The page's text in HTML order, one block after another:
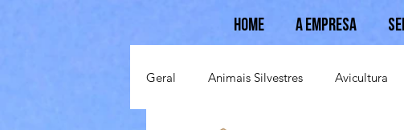
Home A Empresa
Geral Animais Silvestres Avicultura